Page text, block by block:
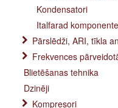
Kondensatori
Italfarad
Pārslēdži, ARI, tīkla
Frekvences
Blietēšanas tehnika
Dzinēji
Kompresori